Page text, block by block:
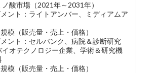
酸市場（2021年～2031年）
ント：ライトアンバー、ミディアムア
模（販売量・売上・価格）
ント：セルバンク、病院＆診断研究
イオテクノロジー企業、学術＆研究機
模（販売量・売上・価格）